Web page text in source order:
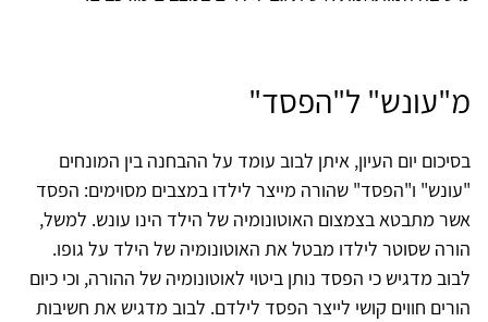
מ"עונש" ל"הפסד"
בסיכום יום העיון, איתן לבוב עומד על ההבחנה בין המונחים
"עונש" ו"הפסד" שהורה מייצר לילדו במצבים מסוימים: הפסד
אשר מתבטא בצמצום האוטונומיה של הילד הינו עונש. למשל,
הורה שסוטר לילדו מבטל את האוטונומיה של הילד על גופו.
לבוב מדגיש כי הפסד נותן ביטוי לאוטונומיה של ההורה, וכי כיום
הורים חווים קושי לייצר הפסד לילדם. לבוב מדגיש את חשיבות